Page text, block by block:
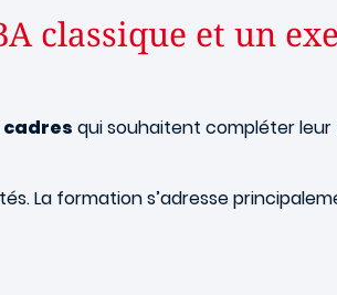
classique et un
qui souhaitent compléter
La formation s’adresse